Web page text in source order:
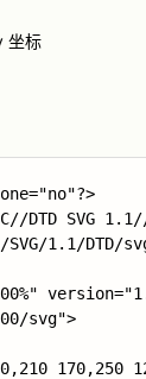
坐标
DTD SVG
1.1/DTD/
svg">
170,250